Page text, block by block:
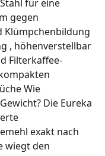
für eine
gegen
Klümpchenbildung
, höhenverstellbar
Filterkaffee-
Wie
Die Eureka
exakt nach
wiegt den